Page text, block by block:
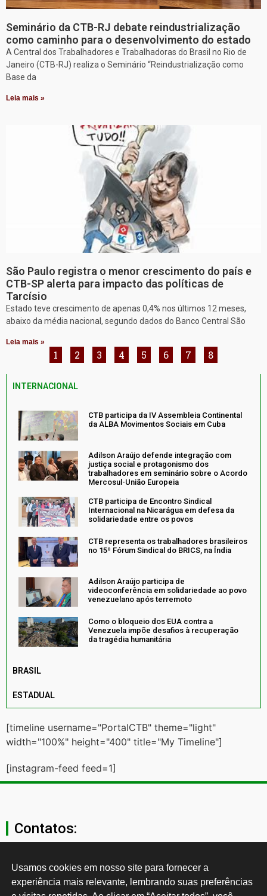
Seminário da CTB-RJ debate reindustrialização
como caminho para o desenvolvimento do estado
A Central dos Trabalhadores e Trabalhadoras do Brasil no Rio de
Janeiro (CTB-RJ) realiza o Seminário “Reindustrialização como
Base da
Leia mais »
São Paulo registra o menor crescimento do país e
CTB-SP alerta para impacto das políticas de
Tarcísio
Estado teve crescimento de apenas 0,4% nos últimos 12 meses,
abaixo da média nacional, segundo dados do Banco Central São
Leia mais »
1 2 3 4 5 6 7 8
INTERNACIONAL
CTB participa da IV Assembleia Continental
da ALBA Movimentos Sociais em Cuba
Adilson Araújo defende integração com
justiça social e protagonismo dos
trabalhadores em seminário sobre o Acordo
Mercosul-União Europeia
CTB participa de Encontro Sindical
Internacional na Nicarágua em defesa da
solidariedade entre os povos
CTB representa os trabalhadores brasileiros
no 15º Fórum Sindical do BRICS, na Índia
Adilson Araújo participa de
videoconferência em solidariedade ao povo
venezuelano após terremoto
Como o bloqueio dos EUA contra a
Venezuela impõe desafios à recuperação
da tragédia humanitária
BRASIL
ESTADUAL
[timeline username="PortalCTB" theme="light"
width="100%" height="400" title="My Timeline"]
[instagram-feed feed=1]
Contatos:
secgeral@ctb.org.br
11 3874-0040
Usamos cookies em nosso site para fornecer a
experiência mais relevante, lembrando suas preferências